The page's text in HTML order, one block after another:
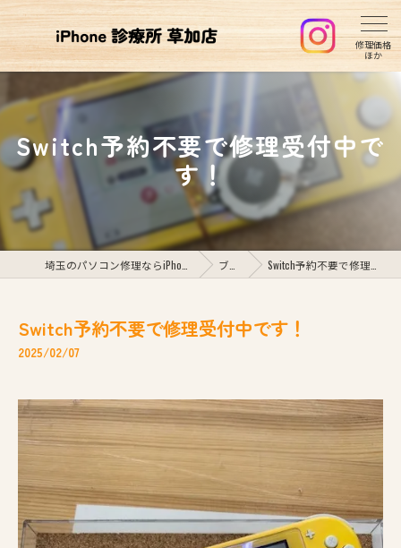
Switch予約不要で修理受付中で
す！
ブログ Switch予約不要で修理受付中です！
Switch予約不要で修理受付中です！
2025/02/07